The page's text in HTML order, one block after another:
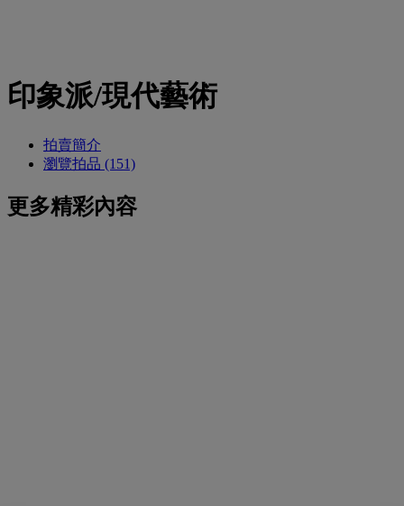
印象派/現代藝術
拍賣簡介
瀏覽拍品 (151)
更多精彩內容